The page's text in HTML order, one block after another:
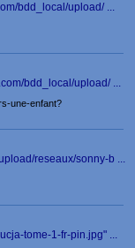
bdd_local/upload/ ...
bdd_local/upload/ ...
une-enfant?
reseaux/sonny-b ...
tome-1-fr-pin.jpg" ...